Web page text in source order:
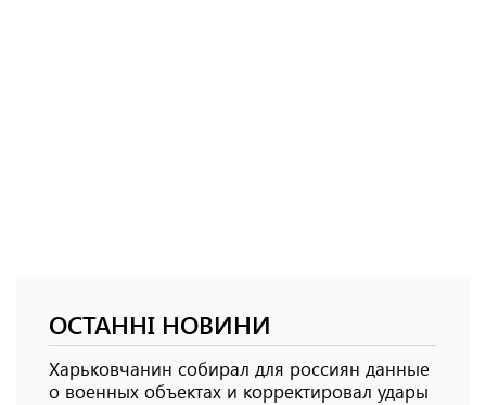
ОСТАННІ НОВИНИ
Харьковчанин собирал для россиян данные
о военных объектах и ​​корректировал удары